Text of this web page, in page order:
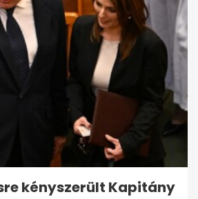
kényszerült Kapitány